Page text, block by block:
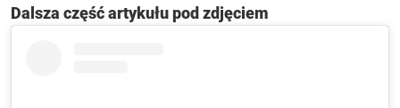
Dalsza część artykułu pod zdjęciem